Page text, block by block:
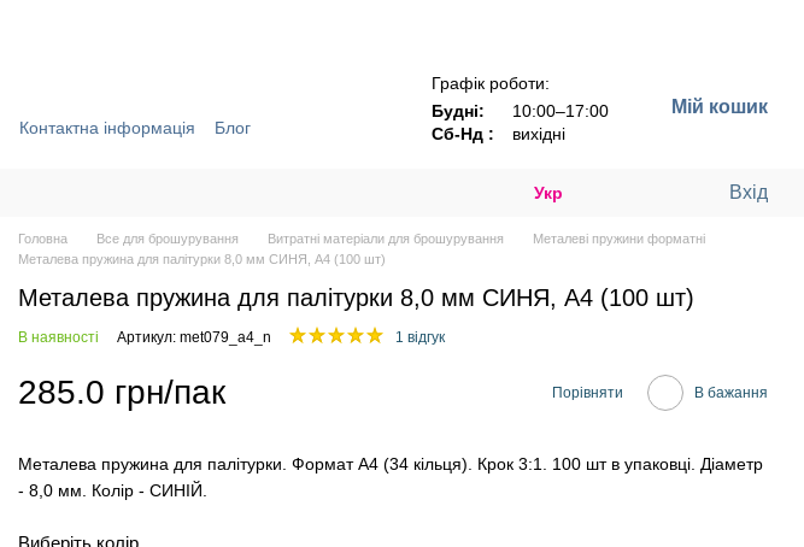
Контактна інформація
Блог
Графік роботи:
Будні:
10:00–17:00
Сб-Нд :
вихідні
Мій кошик
Укр Вхід
Головна Все для брошурування Витратні матеріали для брошурування
Металеві пружини форматні
Металева пружина для палітурки 8,0 мм СИНЯ, А4 (100 шт)
Металева пружина для палітурки 8,0 мм СИНЯ, А4 (100 шт)
В наявності Артикул: met079_a4_n 1 відгук
285.0 грн/пак Порівняти В бажання
Металева пружина для палітурки. Формат А4 (34 кільця). Крок 3:1. 100 шт в упаковці. Діаметр
- 8,0 мм. Колір - СИНІЙ.
Виберіть колір